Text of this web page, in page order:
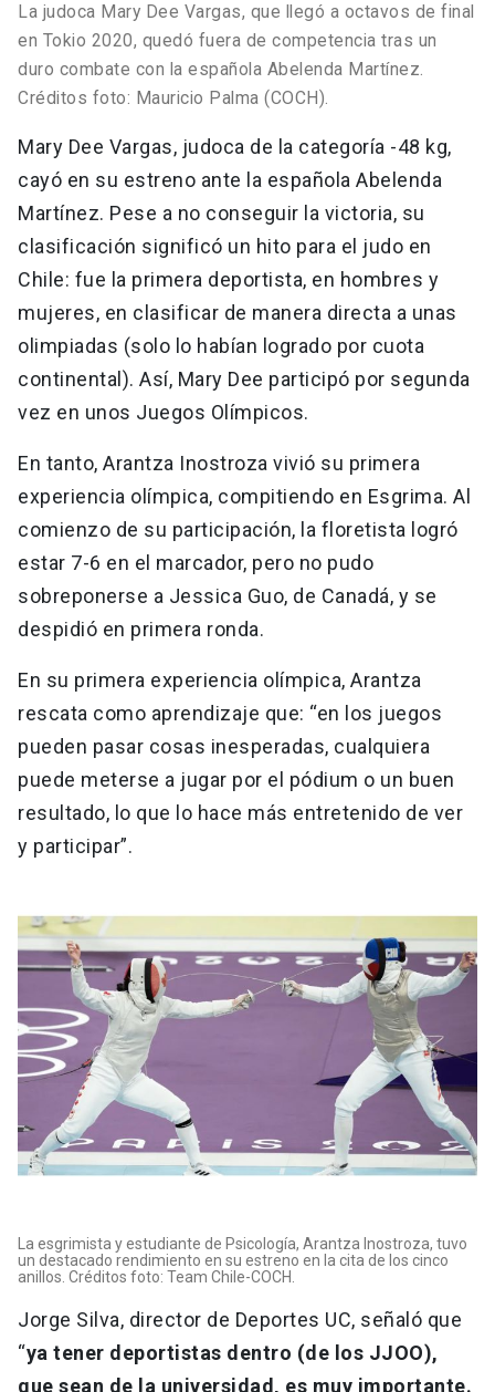
La judoca Mary Dee Vargas, que llegó a octavos de final
en Tokio 2020, quedó fuera de competencia tras un
duro combate con la española Abelenda Martínez.
Créditos foto: Mauricio Palma (COCH).
Mary Dee Vargas, judoca de la categoría -48 kg,
cayó en su estreno ante la española Abelenda
Martínez. Pese a no conseguir la victoria, su
clasificación significó un hito para el judo en
Chile: fue la primera deportista, en hombres y
mujeres, en clasificar de manera directa a unas
olimpiadas (solo lo habían logrado por cuota
continental). Así, Mary Dee participó por segunda
vez en unos Juegos Olímpicos.
En tanto, Arantza Inostroza vivió su primera
experiencia olímpica, compitiendo en Esgrima. Al
comienzo de su participación, la floretista logró
estar 7-6 en el marcador, pero no pudo
sobreponerse a Jessica Guo, de Canadá, y se
despidió en primera ronda.
En su primera experiencia olímpica, Arantza
rescata como aprendizaje que: “en los juegos
pueden pasar cosas inesperadas, cualquiera
puede meterse a jugar por el pódium o un buen
resultado, lo que lo hace más entretenido de ver
y participar”.
La esgrimista y estudiante de Psicología, Arantza Inostroza, tuvo
un destacado rendimiento en su estreno en la cita de los cinco
anillos. Créditos foto: Team Chile-COCH.
Jorge Silva, director de Deportes UC, señaló que
“ya tener deportistas dentro (de los JJOO),
que sean de la universidad, es muy importante.